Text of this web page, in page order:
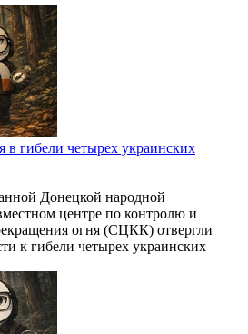
в гибели четырех украинских
Донецкой народной
центре по контролю и
огня (СЦКК) отвергли
к гибели четырех украинских